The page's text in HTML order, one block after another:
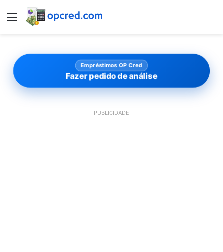
Menu
Empréstimos OP Cred
Fazer pedido de análise
PUBLICIDADE